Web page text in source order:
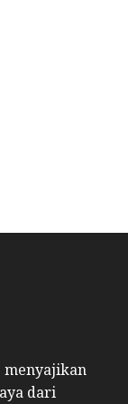
menyajikan
dari